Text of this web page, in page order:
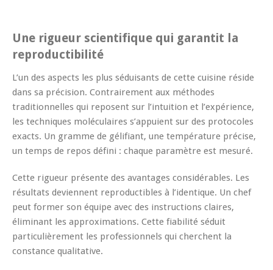
Une rigueur scientifique qui garantit la
reproductibilité
L’un des aspects les plus séduisants de cette cuisine réside
dans sa précision. Contrairement aux méthodes
traditionnelles qui reposent sur l’intuition et l’expérience,
les techniques moléculaires s’appuient sur des protocoles
exacts. Un gramme de gélifiant, une température précise,
un temps de repos défini : chaque paramètre est mesuré.
Cette rigueur présente des avantages considérables. Les
résultats deviennent reproductibles à l’identique. Un chef
peut former son équipe avec des instructions claires,
éliminant les approximations. Cette fiabilité séduit
particulièrement les professionnels qui cherchent la
constance qualitative.